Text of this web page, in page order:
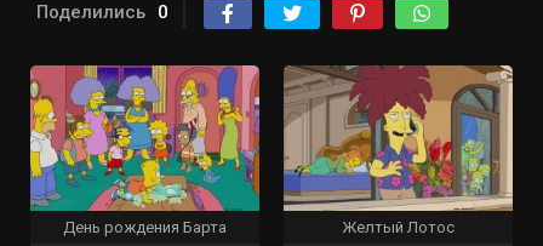
Поделились 0
День рождения Барта Желтый Лотос